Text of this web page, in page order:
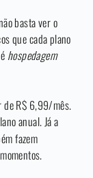
basta ver o
que cada plano
hospedagem
R$ 6,99/mês.
anual. Já a
fazem